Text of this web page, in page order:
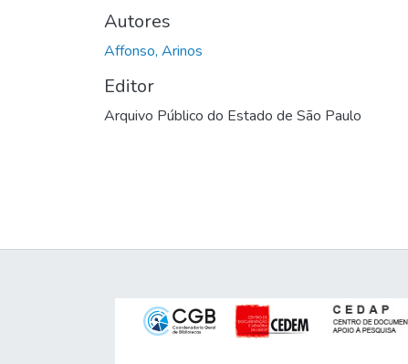
Autores
Affonso, Arinos
Editor
Arquivo Público do Estado de São Paulo